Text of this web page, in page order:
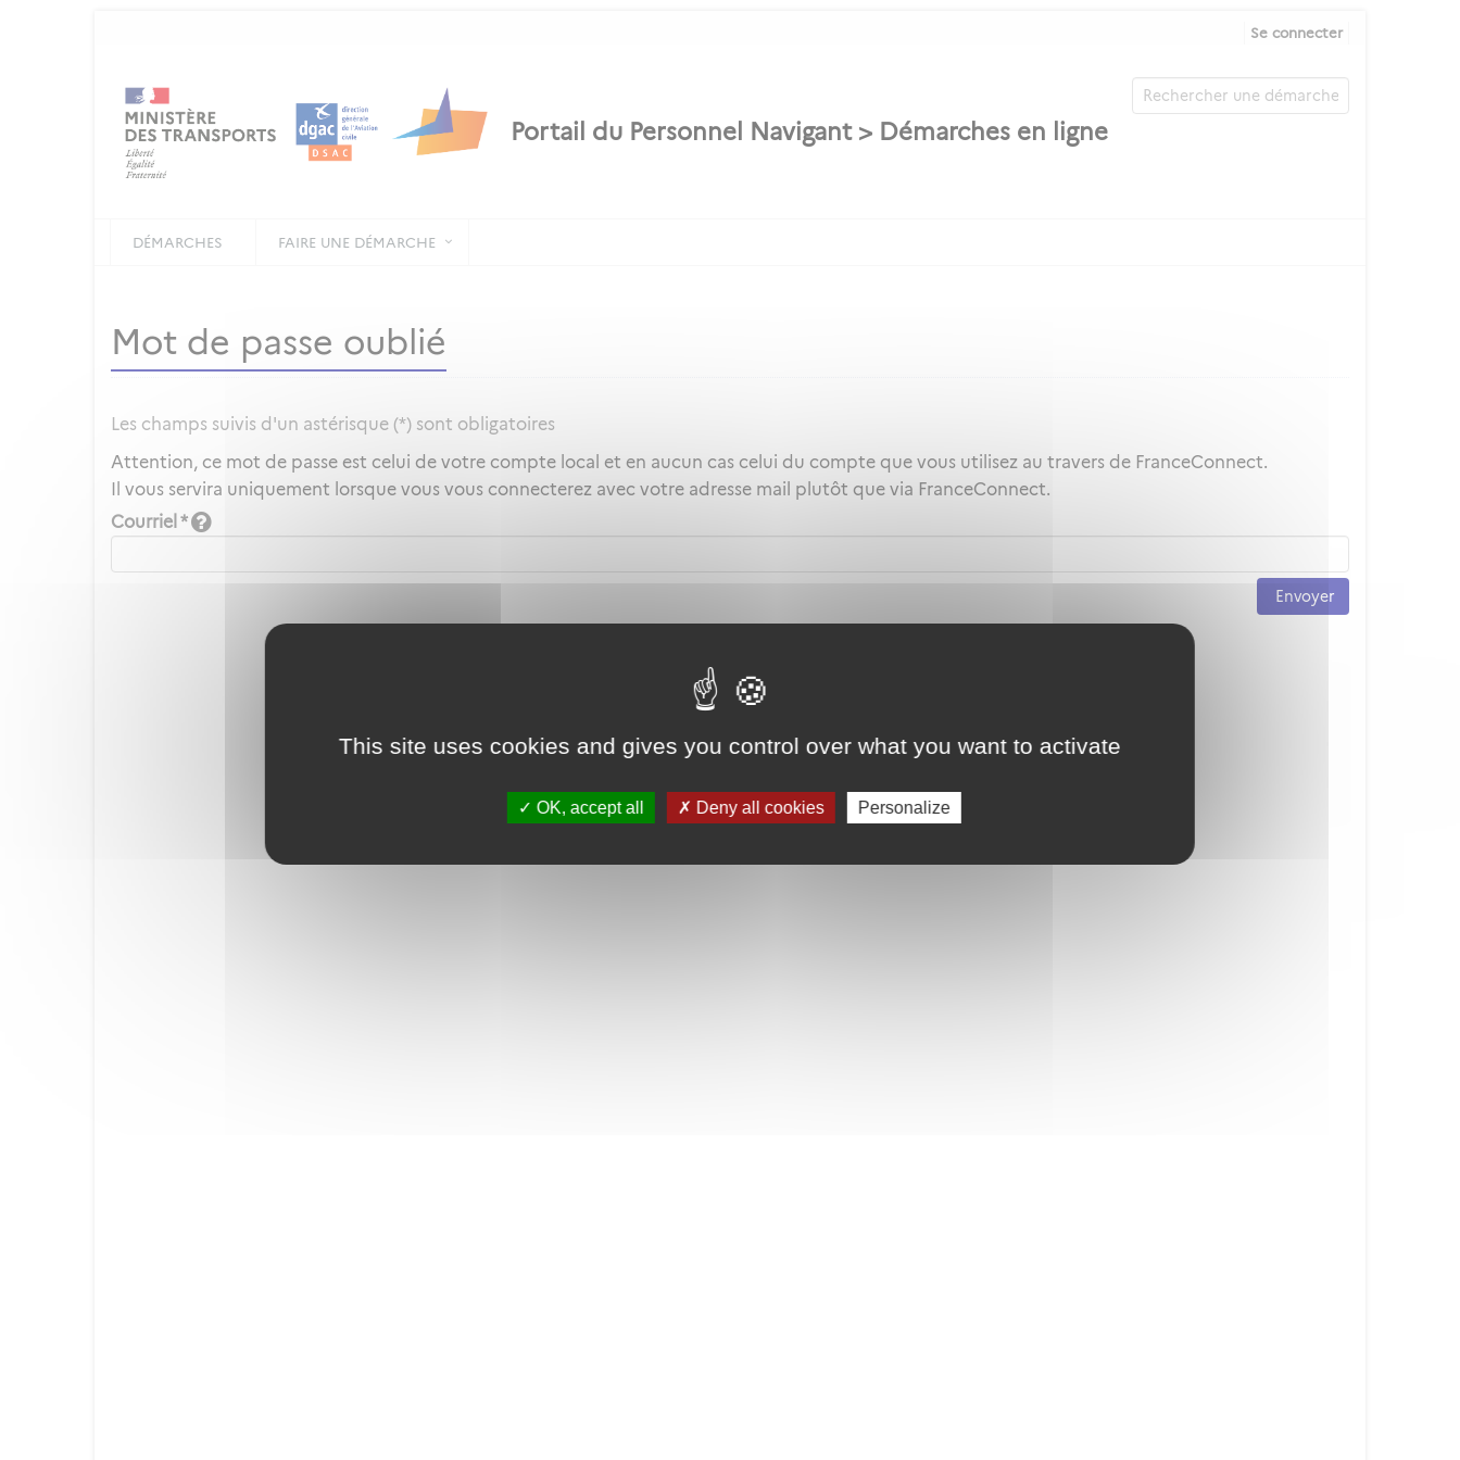
This site uses cookies and gives you control over what you want to activate
OK, accept all Deny all cookies Personalize
Se connecter
DÉMARCHES FAIRE UNE DÉMARCHE
Mot de passe oublié
Les champs suivis d'un astérisque (*) sont obligatoires
Attention, ce mot de passe est celui de votre compte local et en aucun cas celui du compte que vous utilisez au travers de FranceConnect.
Il vous servira uniquement lorsque vous vous connecterez avec votre adresse mail plutôt que via FranceConnect.
Courriel *
Envoyer